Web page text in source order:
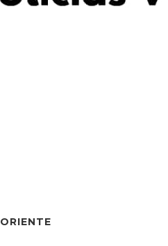
ORIENTE